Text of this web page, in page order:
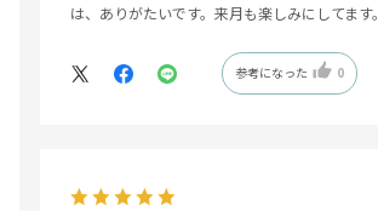
は、ありがたいです。来月も楽しみにしてます。
参考になった 0